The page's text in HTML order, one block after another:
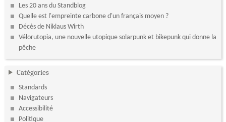
Les 20 ans du Standblog
Quelle est l'empreinte carbone d'un français moyen ?
Décès de Niklaus Wirth
Vélorutopia, une nouvelle utopique solarpunk et bikepunk qui donne la
pêche
Catégories
Standards
Navigateurs
Accessibilité
Politique